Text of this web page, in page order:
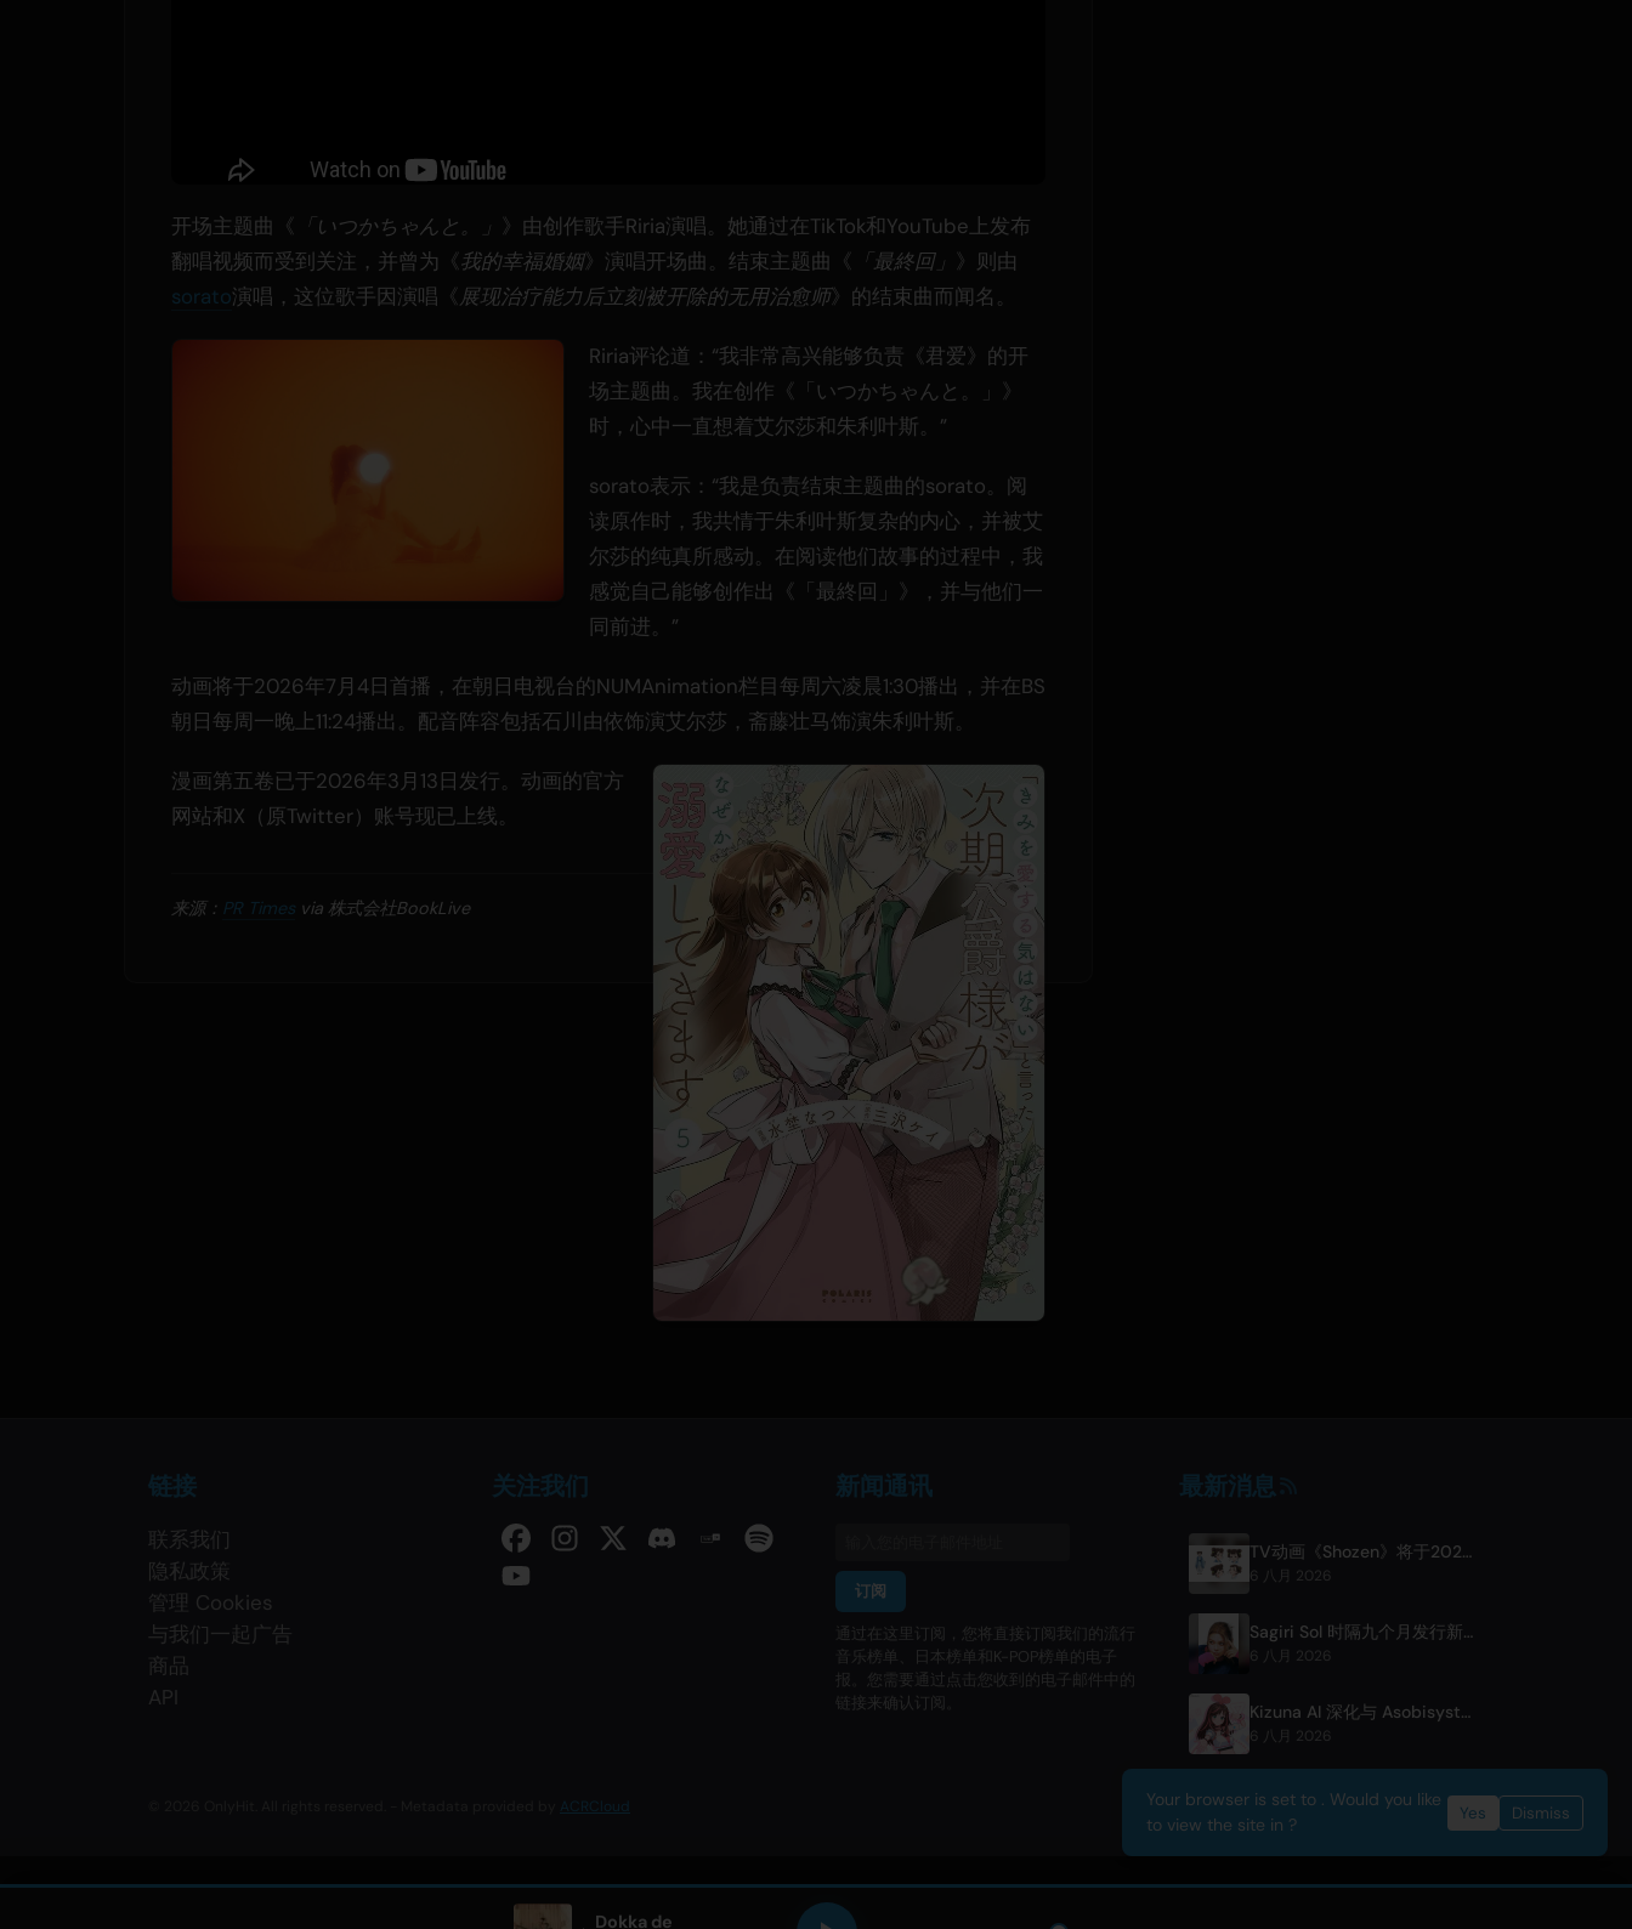
开场主题曲《 「いつかちゃんと。」 》由创作歌手Riria演唱。她通过在TikTok和YouTube上发布
翻唱视频而受到关注，并曾为《我的幸福婚姻》演唱开场曲。结束主题曲《 「最終回」 》则由
sorato演唱，这位歌手因演唱《 展现治疗能力后立刻被开除的无用治愈师》的结束曲而闻名。
Riria评论道：“我非常高兴能够负责《君爱》的开
场主题曲。我在创作《「いつかちゃんと。」》
时，心中一直想着艾尔莎和朱利叶斯。”
sorato表示：“我是负责结束主题曲的sorato。阅
读原作时，我共情于朱利叶斯复杂的内心，并被艾
尔莎的纯真所感动。在阅读他们故事的过程中，我
感觉自己能够创作出《「最終回」》，并与他们一
同前进。”
动画将于2026年7月4日首播，在朝日电视台的NUMAnimation栏目每周六凌晨1:30播出，并在BS
朝日每周一晚上11:24播出。配音阵容包括石川由依饰演艾尔莎，斋藤壮马饰演朱利叶斯。
漫画第五卷已于2026年3月13日发行。动画的官方
网站和X（原Twitter）账号现已上线。
来源： PR Times via 株式会社BookLive
链接
联系我们
隐私政策
管理 Cookies
与我们一起广告
商品
API
关注我们 新闻通讯
订阅
通过在这里订阅，您将直接订阅我们的流行
音乐榜单、日本榜单和K-POP榜单的电子
报。您需要通过点击您收到的电子邮件中的
链接来确认订阅。
最新消息
TV动画《Shozen》将于2027年4月在富士电视台首播
6 八月 2026
Sagiri Sol 时隔九个月发行新单曲《next to your love》
6 八月 2026
Kizuna AI 深化与 Asobisystem 的合作关系，迎接十周年世界巡演
6 八月 2026
ACRCloud
Dokka de
Your browser is set to . Would you like
to view the site in ?
Yes Dismiss